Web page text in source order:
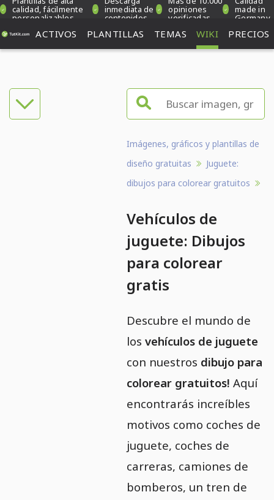
calidad, fácilmente
personalizables
inmediata de
contenidos
opiniones
verificadas
made in
Germany
ACTIVOS PLANTILLAS TEMAS WIKI PRECIOS
Imágenes, gráficos y plantillas de
diseño gratuitas
Juguete:
dibujos para colorear gratuitos
Vehículos de
juguete: Dibujos
para colorear
gratis
Descubre el mundo de
losvehículos de juguete
con nuestros dibujo para
colorear gratuitos! Aquí
encontrarás increíbles
motivos como coches de
juguete, coches de
carreras, camiones de
bomberos, un tren de